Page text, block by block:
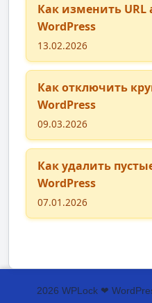
Как изменить URL
WordPress
13.02.2026
Как отключить
WordPress
09.03.2026
Как удалить
WordPress
07.01.2026
2026 WPLock ❤